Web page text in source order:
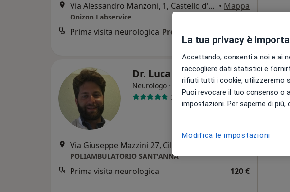
Via Alessandro Manzoni, 1, Castello d'Agogna • Mappa
Onizon Labservice
Prima visita neurologica Prezzo non disponibile
Dr. Luca Diamanti
Neurologo · Altro
38 recensioni
Via Giuseppe Mazzini 27, Cilavegna
POLIAMBULATORIO SANT'ANNA
Prima visita neurologica 120 €
La tua privacy è
Accettando, consenti a noi e ai
raccogliere dati statistici e
rifiuti tutti i cookie, utilizzeremo
Puoi revocare il tuo consenso o
impostazioni. Per saperne di
Modifica le impostazioni